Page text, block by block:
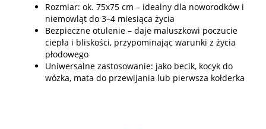
Rozmiar: ok. 75x75 cm – idealny dla noworodków i
niemowląt do 3–4 miesiąca życia
Bezpieczne otulenie – daje maluszkowi poczucie
ciepła i bliskości, przypominając warunki z życia
płodowego
Uniwersalne zastosowanie: jako becik, kocyk do
wózka, mata do przewijania lub pierwsza kołderka